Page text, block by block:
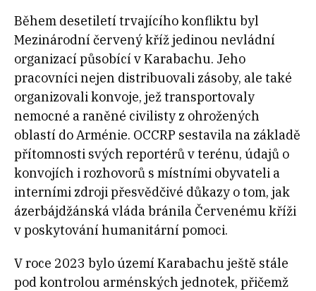
Během desetiletí trvajícího konfliktu byl
Mezinárodní červený kříž jedinou nevládní
organizací působící v Karabachu. Jeho
pracovníci nejen distribuovali zásoby, ale také
organizovali konvoje, jež transportovaly
nemocné a raněné civilisty z ohrožených
oblastí do Arménie. OCCRP sestavila na základě
přítomnosti svých reportérů v terénu, údajů o
konvojích i rozhovorů s místními obyvateli a
interními zdroji přesvědčivé důkazy o tom, jak
ázerbájdžánská vláda bránila Červenému kříži
v poskytování humanitární pomoci.
V roce 2023 bylo území Karabachu ještě stále
pod kontrolou arménských jednotek, přičemž